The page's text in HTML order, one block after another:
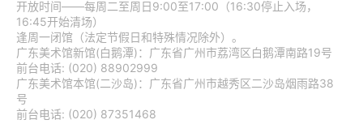
开放时间——每周二至周日9:00至17:00（16:30停止入场，
16:45开始清场）
逢周一闭馆（法定节假日和特殊情况除外）。
广东美术馆新馆(白鹅潭)：广东省广州市荔湾区白鹅潭南路19号
前台电话: (020) 88902999
广东美术馆本馆(二沙岛)：广东省广州市越秀区二沙岛烟雨路38
号
前台电话: (020) 87351468